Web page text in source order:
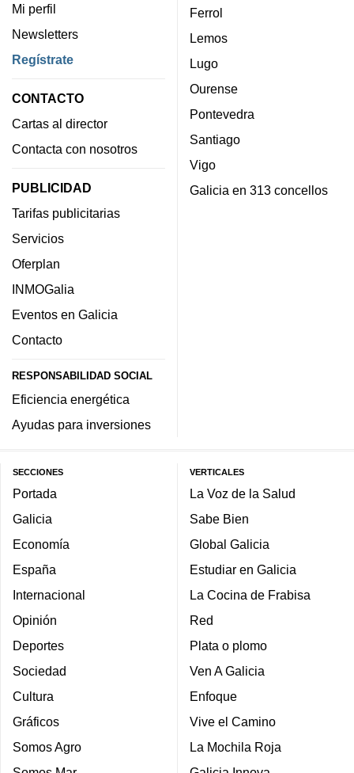
Mi perfil
Newsletters
Regístrate
CONTACTO
Cartas al director
Contacta con nosotros
PUBLICIDAD
Tarifas publicitarias
Servicios
Oferplan
INMOGalia
Eventos en Galicia
Contacto
RESPONSABILIDAD SOCIAL
Eficiencia energética
Ayudas para inversiones
Ferrol
Lemos
Lugo
Ourense
Pontevedra
Santiago
Vigo
Galicia en 313 concellos
SECCIONES
Portada
Galicia
Economía
España
Internacional
Opinión
Deportes
Sociedad
Cultura
Gráficos
Somos Agro
VERTICALES
La Voz de la Salud
Sabe Bien
Global Galicia
Estudiar en Galicia
La Cocina de Frabisa
Red
Plata o plomo
Ven A Galicia
Enfoque
Vive el Camino
La Mochila Roja